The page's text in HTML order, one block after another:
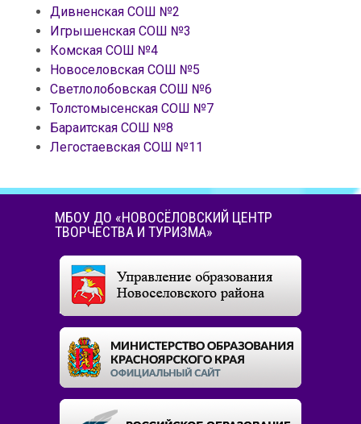
Дивненская СОШ №2
Игрышенская СОШ №3
Комская СОШ №4
Новоселовская СОШ №5
Светлолобовская СОШ №6
Толстомысенская СОШ №7
Бараитская СОШ №8
Легостаевская СОШ №11
МБОУ ДО «НОВОСЁЛОВСКИЙ ЦЕНТР
ТВОРЧЕСТВА И ТУРИЗМА»